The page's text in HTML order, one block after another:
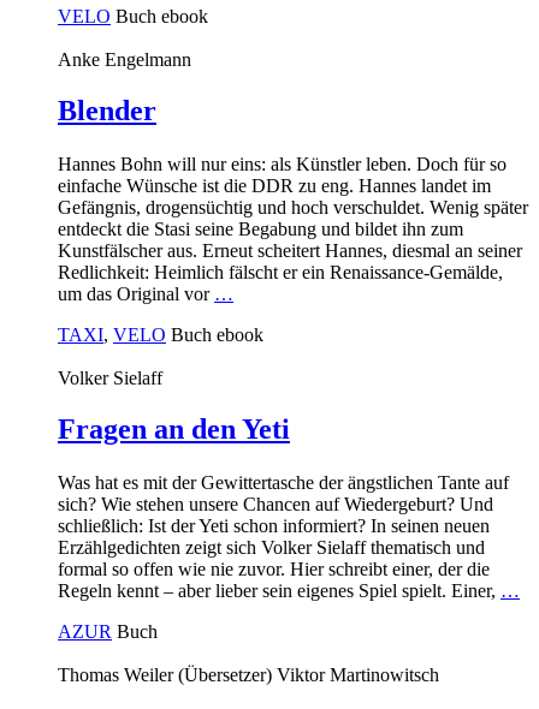
VELO Buch ebook
Anke Engelmann
Blender
Hannes Bohn will nur eins: als Künstler leben. Doch für so
einfache Wünsche ist die DDR zu eng. Hannes landet im
Gefängnis, drogensüchtig und hoch verschuldet. Wenig später
entdeckt die Stasi seine Begabung und bildet ihn zum
Kunstfälscher aus. Erneut scheitert Hannes, diesmal an seiner
Redlichkeit: Heimlich fälscht er ein Renaissance-Gemälde,
um das Original vor …
TAXI, VELO Buch ebook
Volker Sielaff
Fragen an den Yeti
Was hat es mit der Gewittertasche der ängstlichen Tante auf
sich? Wie stehen unsere Chancen auf Wiedergeburt? Und
schließlich: Ist der Yeti schon informiert? In seinen neuen
Erzählgedichten zeigt sich Volker Sielaff thematisch und
formal so offen wie nie zuvor. Hier schreibt einer, der die
Regeln kennt – aber lieber sein eigenes Spiel spielt. Einer, …
AZUR Buch
Thomas Weiler (Übersetzer) Viktor Martinowitsch